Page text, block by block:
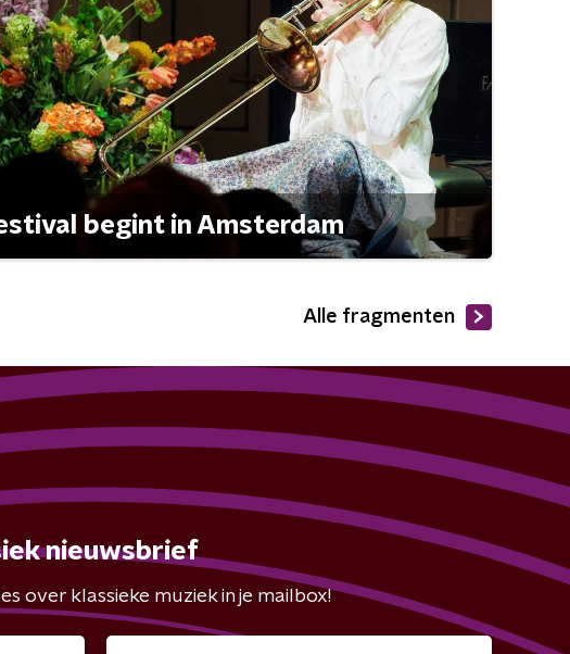
begint in Amsterdam
Alle fragmenten
nieuwsbrief
over klassieke muziek in je mailbox!